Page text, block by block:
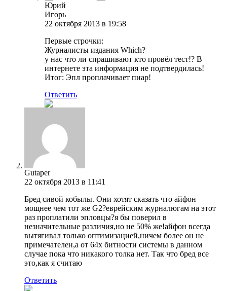
Юрий
Игорь
22 октября 2013 в 19:58
Первые строчки:
Журналисты издания Which?
у нас что ли спрашивают кто провёл тест!? В
интернете эта информация не подтвердилась!
Итог: Эпл проплачивает пиар!
Ответить
Gutaper
22 октября 2013 в 11:41
Бред сивой кобылы. Они хотят сказать что айфон
мощнее чем тот же G2?еврейским журналюгам на этот
раз проплатили эпловцы?я бы поверил в
незначительные различия,но не 50% же!айфон всегда
вытягивал только оптимизацией,ничем более он не
примечателен,а от 64х битности системы в данном
случае пока что никакого толка нет. Так что бред все
это,как я считаю
Ответить